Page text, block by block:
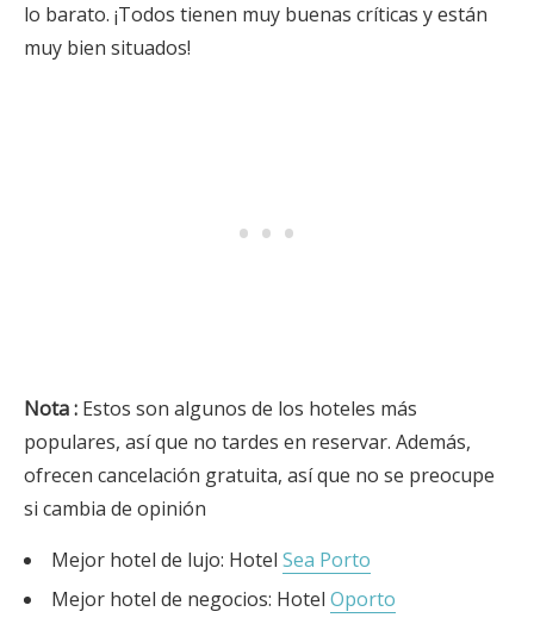
lo barato. ¡Todos tienen muy buenas críticas y están
muy bien situados!
Nota: Estos son algunos de los hoteles más
populares, así que no tardes en reservar. Además,
ofrecen cancelación gratuita, así que no se preocupe
si cambia de opinión
Mejor hotel de lujo: Hotel Sea Porto
Mejor hotel de negocios: Hotel Oporto